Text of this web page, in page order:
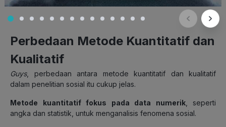
Perbedaan Metode Kuantitatif dan
Kualitatif
Guys, perbedaan antara metode kuantitatif dan kualitatif
dalam penelitian sosial itu cukup jelas.
Metode kuantitatif fokus pada data numerik, seperti
angka dan statistik, untuk menganalisis fenomena sosial.